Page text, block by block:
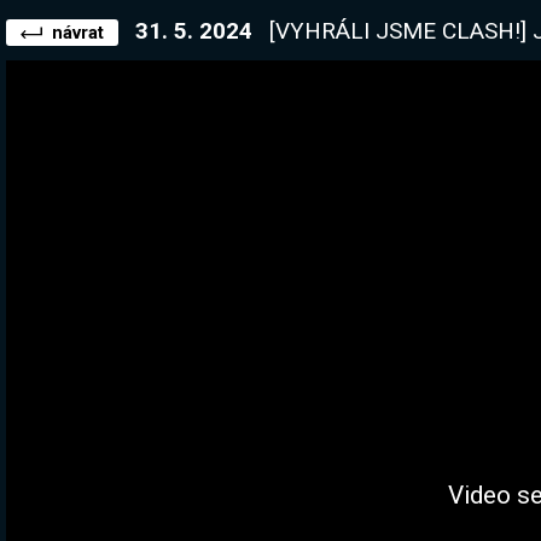
návrat 31. 5. 2024 [VYHRÁLI JSME CLASH!] Jdeme si
Video